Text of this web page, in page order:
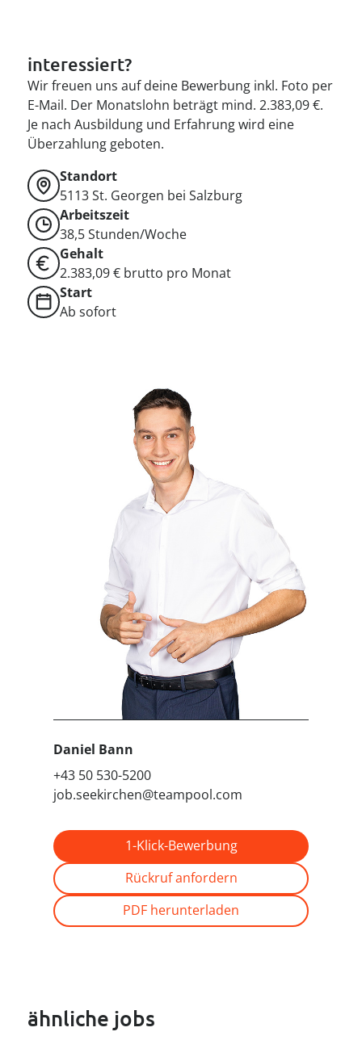
interessiert?
Wir freuen uns auf deine Bewerbung inkl. Foto per
E-Mail. Der Monatslohn beträgt mind. 2.383,09 €.
Je nach Ausbildung und Erfahrung wird eine
Überzahlung geboten.
Standort
5113St. Georgen bei Salzburg
Arbeitszeit
38,5 Stunden/Woche
Gehalt
2.383,09 € brutto pro Monat
Start
Ab sofort
Daniel Bann
+43 50 530-5200
job.seekirchen@teampool.com
1-Klick-Bewerbung
Rückruf anfordern
PDF herunterladen
ähnliche jobs